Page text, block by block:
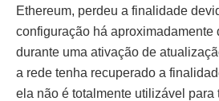
Ethereum, perdeu a finalidade
configuração há aproximadamente
durante uma ativação de
a rede tenha recuperado a
ela não é totalmente utilizável para